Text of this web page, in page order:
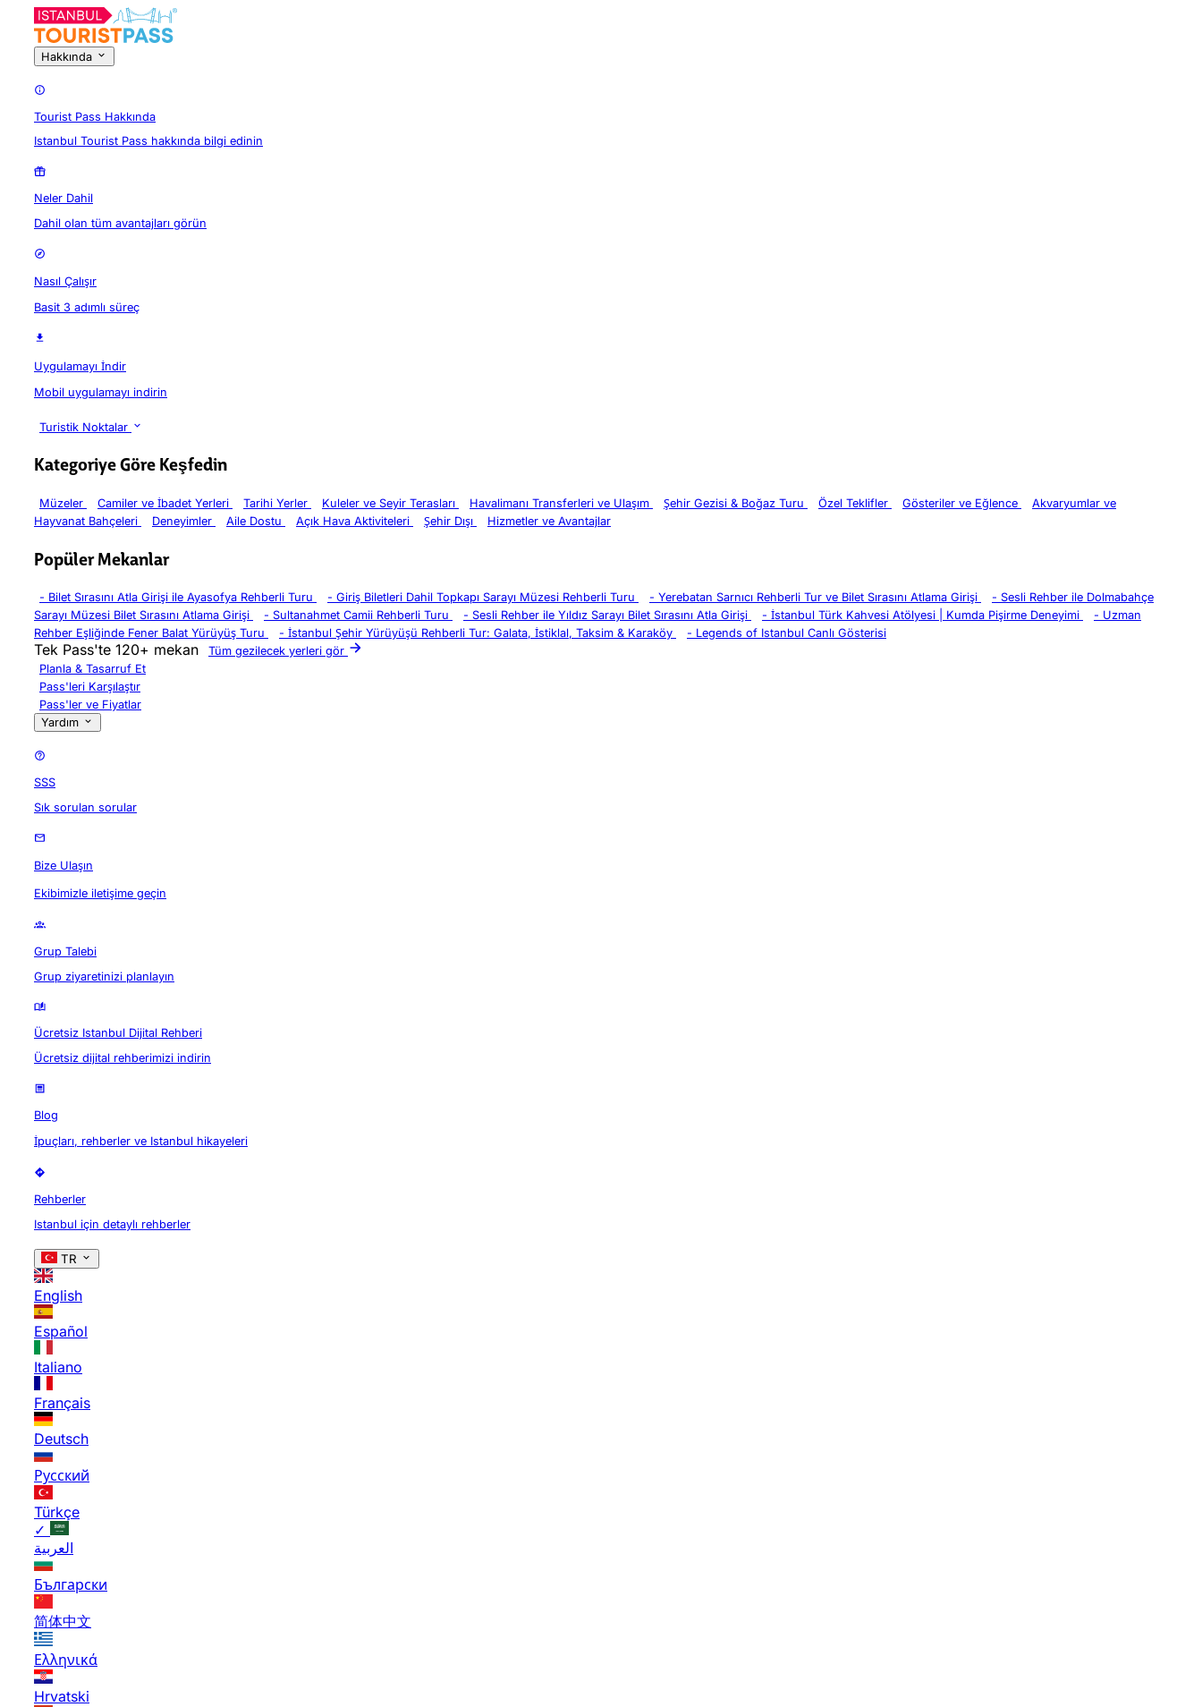
Hakkında
Tourist Pass Hakkında
Istanbul Tourist Pass hakkında bilgi edinin
Neler Dahil
Dahil olan tüm avantajları görün
Nasıl Çalışır
Basit 3 adımlı süreç
Uygulamayı İndir
Mobil uygulamayı indirin
Turistik Noktalar
Kategoriye Göre Keşfedin
Müzeler Camiler ve İbadet Yerleri Tarihi Yerler Kuleler ve Seyir Terasları Havalimanı Transferleri ve Ulaşım Şehir Gezisi & Boğaz Turu Özel Teklifler Gösteriler ve Eğlence
Akvaryumlar ve
Hayvanat Bahçeleri
Deneyimler Aile Dostu Açık Hava Aktiviteleri Şehir Dışı Hizmetler ve Avantajlar
Popüler Mekanlar
- Bilet Sırasını Atla Girişi ile Ayasofya Rehberli Turu - Giriş Biletleri Dahil Topkapı Sarayı Müzesi Rehberli Turu - Yerebatan Sarnıcı Rehberli Tur ve Bilet Sırasını Atlama Girişi - Sesli Rehber ile Dolmabahçe
Sarayı Müzesi Bilet Sırasını Atlama Girişi
- Sultanahmet Camii Rehberli Turu - Sesli Rehber ile Yıldız Sarayı Bilet Sırasını Atla Girişi - İstanbul Türk Kahvesi Atölyesi | Kumda Pişirme Deneyimi - Uzman
Rehber Eşliğinde Fener Balat Yürüyüş Turu
- İstanbul Şehir Yürüyüşü Rehberli Tur: Galata, İstiklal, Taksim & Karaköy - Legends of Istanbul Canlı Gösterisi
Tek Pass'te 120+ mekan
Tüm gezilecek yerleri gör
Planla & Tasarruf Et
Pass'leri Karşılaştır
Pass'ler ve Fiyatlar
Yardım
SSS
Sık sorulan sorular
Bize Ulaşın
Ekibimizle iletişime geçin
Grup Talebi
Grup ziyaretinizi planlayın
Ücretsiz Istanbul Dijital Rehberi
Ücretsiz dijital rehberimizi indirin
Blog
İpuçları, rehberler ve Istanbul hikayeleri
Rehberler
Istanbul için detaylı rehberler
TR
English
Español
Italiano
Français
Deutsch
Русский
Türkçe
✓
العربية
Български
简体中文
Ελληνικά
Hrvatski